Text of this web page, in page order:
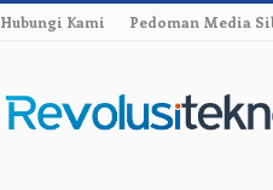
Hubungi Kami Pedoman Media